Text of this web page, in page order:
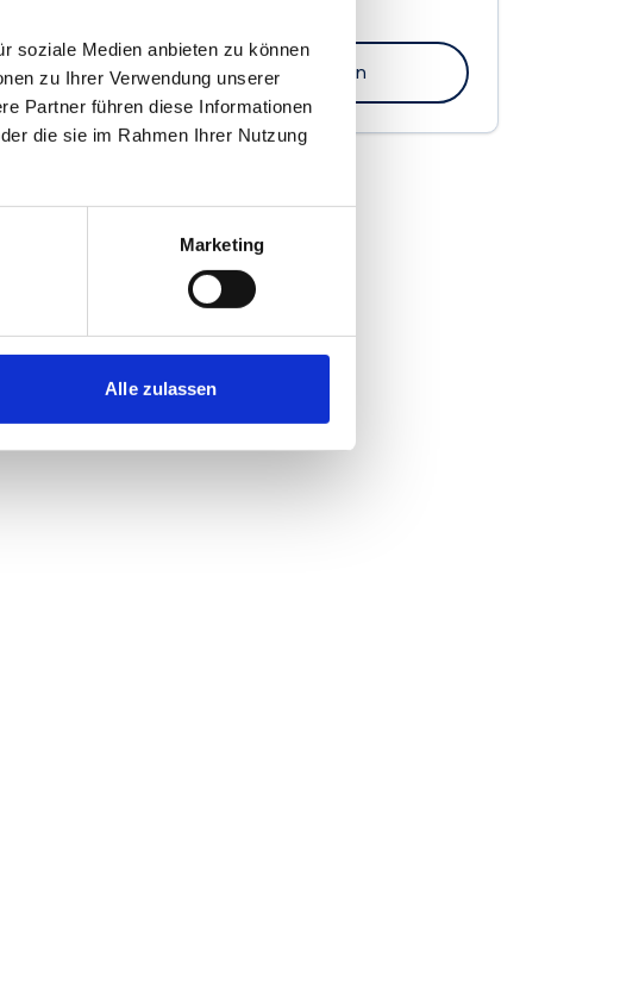
soziale Medien anbieten zu können
zu Ihrer Verwendung unserer
Partner führen diese Informationen
die sie im Rahmen Ihrer Nutzung
Marketing
Alle zulassen
Maklerprofil ansehen